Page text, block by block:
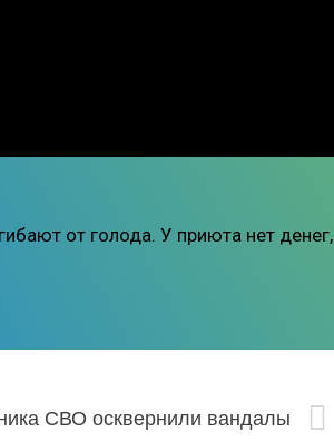
от голода. У приюта нет денег,
СВО осквернили вандалы